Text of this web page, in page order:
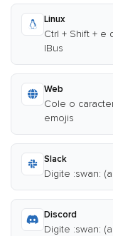
Linux
Ctrl + Shift +
IBus
Web
Cole o
emojis
Slack
Digite :swan:
Discord
Digite :swan: